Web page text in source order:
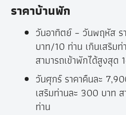
ราคาบ้านพัก
วันอาทิตย์ – วันพฤหัส
บาท/10 ท่าน เกินเสริม
สามารถเข้าพักได้สูงสุด
วันศุกร์ ราคาคืนละ
เสริมท่านละ 300 บาท
ท่าน